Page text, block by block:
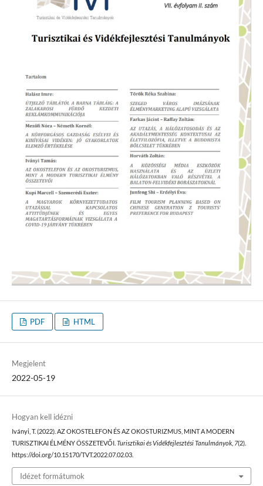
PDF HTML
Megjelent
2022-05-19
Hogyan kell idézni
Iványi, T. (2022). AZ OKOSTELEFON ÉS AZ OKOSTURIZMUS, MINT A MODERN
TURISZTIKAI ÉLMÉNY ÖSSZETEVŐI. Turisztikai és Vidékfejlesztési Tanulmányok, 7(2).
https://doi.org/10.15170/TVT.2022.07.02.03.
Idézet formátumok